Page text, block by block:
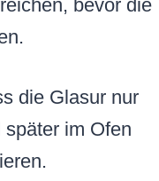
bevor die
die Glasur nur
später im Ofen